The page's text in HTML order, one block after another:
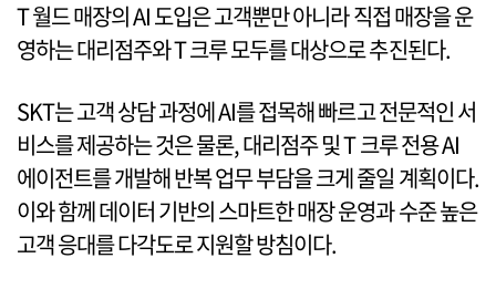
T 월드 매장의 AI 도입은 고객뿐만 아니라 직접 매장을 운
영하는 대리점주와 T 크루 모두를 대상으로 추진된다.
SKT는 고객 상담 과정에 AI를 접목해 빠르고 전문적인 서
비스를 제공하는 것은 물론, 대리점주 및 T 크루 전용 AI
에이전트를 개발해 반복 업무 부담을 크게 줄일 계획이다.
이와 함께 데이터 기반의 스마트한 매장 운영과 수준 높은
고객 응대를 다각도로 지원할 방침이다.